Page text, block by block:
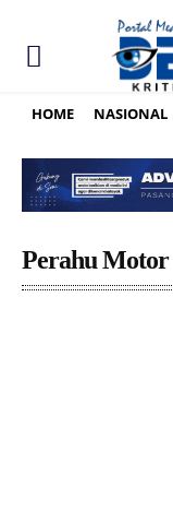
HOME NASIONAL
Perahu Motor